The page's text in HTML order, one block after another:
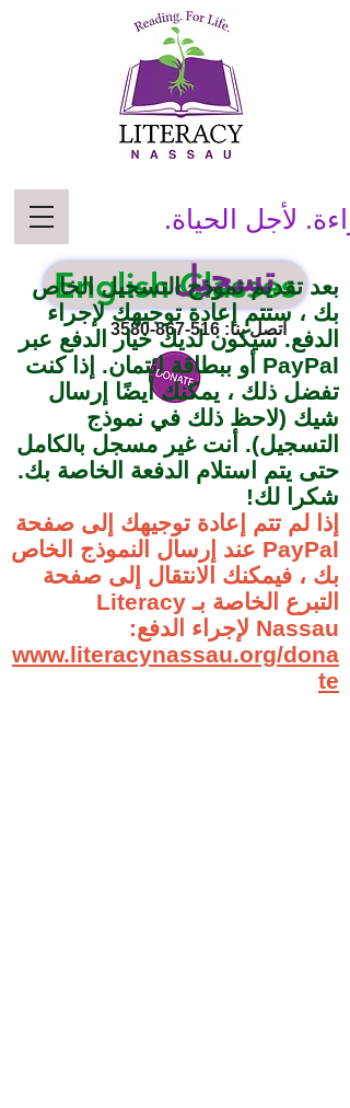
اتصل بنا: 516-867-3580
لأجل الحياة.
English Classes
تسجيل
بعد تقديم نموذج التسجيل الخاص
بك ، ستتم إعادة توجيهك لإجراء
الدفع. سيكون لديك خيار الدفع عبر
PayPal أو ببطاقة ائتمان. إذا كنت
تفضل ذلك ، يمكنك أيضًا إرسال
شيك (لاحظ ذلك في نموذج
التسجيل). أنت غير مسجل بالكامل
حتى يتم استلام الدفعة الخاصة بك.
شكرا لك!
إذا لم تتم إعادة توجيهك إلى صفحة
PayPal عند إرسال النموذج الخاص
بك ، فيمكنك الانتقال إلى صفحة
التبرع الخاصة بـ Literacy
Nassau لإجراء الدفع:
www.literacynassau.org/dona
te